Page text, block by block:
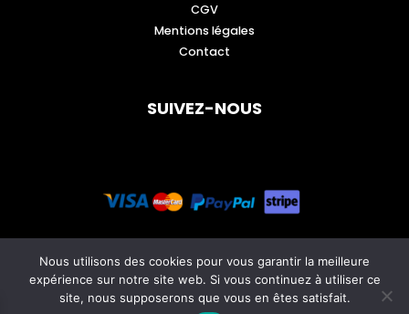
CGV
Mentions légales
Contact
SUIVEZ-NOUS
Nous utilisons des cookies pour vous garantir la meilleure
expérience sur notre site web. Si vous continuez à utiliser ce
site, nous supposerons que vous en êtes satisfait.